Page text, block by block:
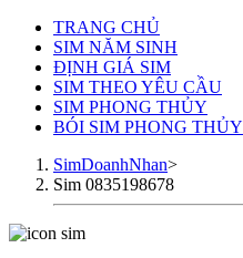
TRANG CHỦ
SIM NĂM SINH
ĐỊNH GIÁ SIM
SIM THEO YÊU CẦU
SIM PHONG THỦY
BÓI SIM PHONG THỦY
SimDoanhNhan>
Sim 0835198678